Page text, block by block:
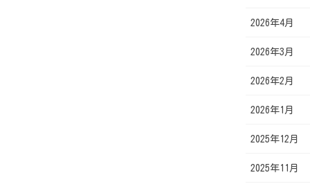
2026年4月
2026年3月
2026年2月
2026年1月
2025年12月
2025年11月